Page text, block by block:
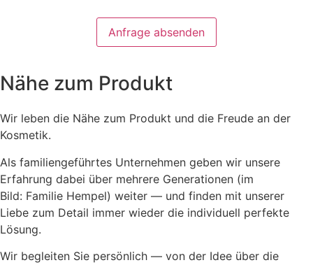
Nähe zum Produkt
Wir leben die Nähe zum Produkt und die Freude an der
Kosmetik.
Als familiengeführtes Unternehmen geben wir unsere
Erfahrung dabei über mehrere Generationen (im
Bild: Familie Hempel) weiter — und finden mit unserer
Liebe zum Detail immer wieder die individuell perfekte
Lösung.
Wir begleiten Sie persönlich — von der Idee über die